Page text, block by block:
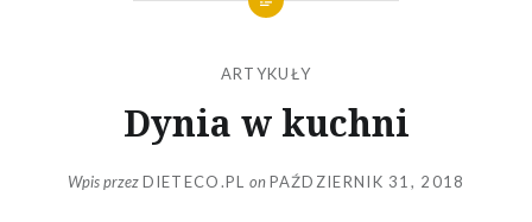
ARTYKUŁY
Dynia w kuchni
Wpis przezDIETECO.PL onPAŹDZIERNIK 31, 2018